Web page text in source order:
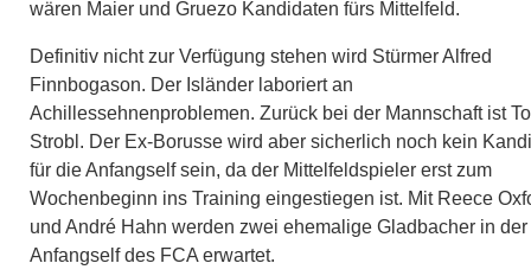
wären Maier und Gruezo Kandidaten fürs Mittelfeld.
Definitiv nicht zur Verfügung stehen wird Stürmer Alfred
Finnbogason. Der Isländer laboriert an
Achillessehnenproblemen. Zurück bei der Mannschaft ist
Strobl. Der Ex-Borusse wird aber sicherlich noch kein
für die Anfangself sein, da der Mittelfeldspieler erst zum
Wochenbeginn ins Training eingestiegen ist. Mit Reece
und André Hahn werden zwei ehemalige Gladbacher in der
Anfangself des FCA erwartet.